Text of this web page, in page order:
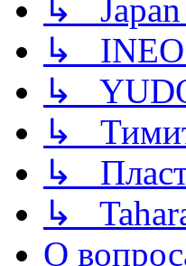
↳ Japan
↳
↳
↳
↳
↳
О